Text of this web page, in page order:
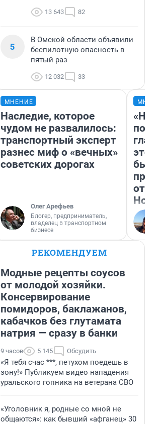
13 643 82
5
В Омской области объявили
беспилотную опасность в
пятый раз
12 032 33
МНЕНИЕ
Наследие, которое
чудом не развалилось:
транспортный эксперт
разнес миф о «вечных»
советских дорогах
Олег Арефьев
Блогер, предприниматель,
владелец в транспортном
бизнесе
этого
бьет
РЕКОМЕНДУЕМ
Модные рецепты соусов
от молодой хозяйки.
Консервирование
помидоров, баклажанов,
кабачков без глутамата
натрия — сразу в банки
9 часов 5 145 Обсудить
«Я тебя счас ***, петухом поедешь в
зону!» Публикуем видео нападения
уральского гопника на ветерана СВО
«Уголовник я, родные со мной не
общаются»: как бывший «афганец» 30